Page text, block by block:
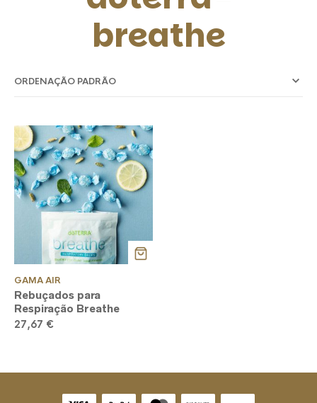
breathe
GAMA AIR
Rebuçados para
Respiração Breathe
27,67 €